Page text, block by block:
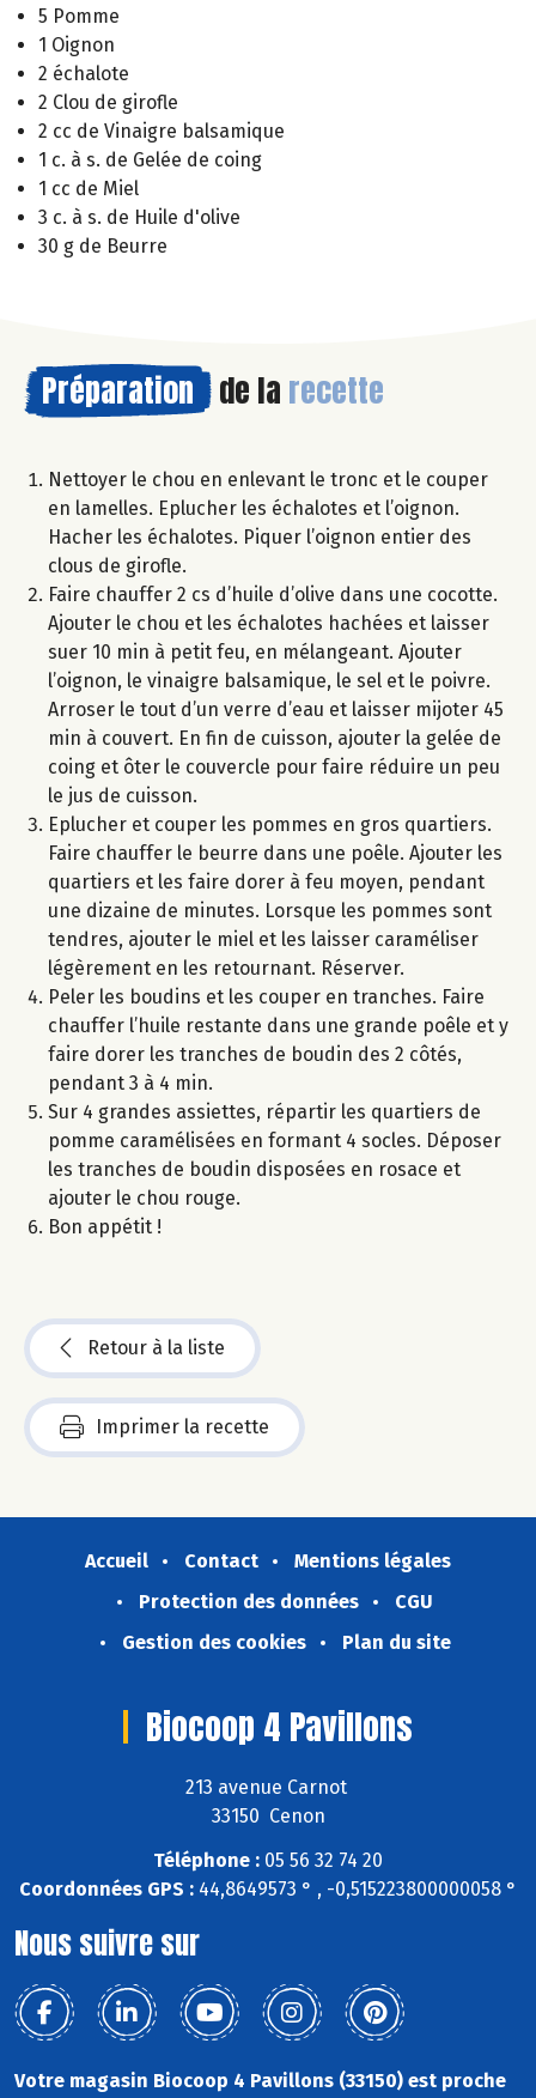
5 Pomme
1 Oignon
2 échalote
2 Clou de girofle
2 cc de Vinaigre balsamique
1 c. à s. de Gelée de coing
1 cc de Miel
3 c. à s. de Huile d'olive
30 g de Beurre
Préparation de la recette
Nettoyer le chou en enlevant le tronc et le couper
en lamelles. Eplucher les échalotes et l’oignon.
Hacher les échalotes. Piquer l’oignon entier des
clous de girofle.
Faire chauffer 2 cs d’huile d’olive dans une cocotte.
Ajouter le chou et les échalotes hachées et laisser
suer 10 min à petit feu, en mélangeant. Ajouter
l’oignon, le vinaigre balsamique, le sel et le poivre.
Arroser le tout d’un verre d’eau et laisser mijoter 45
min à couvert. En fin de cuisson, ajouter la gelée de
coing et ôter le couvercle pour faire réduire un peu
le jus de cuisson.
Eplucher et couper les pommes en gros quartiers.
Faire chauffer le beurre dans une poêle. Ajouter les
quartiers et les faire dorer à feu moyen, pendant
une dizaine de minutes. Lorsque les pommes sont
tendres, ajouter le miel et les laisser caraméliser
légèrement en les retournant. Réserver.
Peler les boudins et les couper en tranches. Faire
chauffer l’huile restante dans une grande poêle et y
faire dorer les tranches de boudin des 2 côtés,
pendant 3 à 4 min.
Sur 4 grandes assiettes, répartir les quartiers de
pomme caramélisées en formant 4 socles. Déposer
les tranches de boudin disposées en rosace et
ajouter le chou rouge.
Bon appétit !
Retour à la liste
Imprimer la recette
Accueil Contact
Mentions légales
Protection des données
CGU
Gestion des cookies
Plan du site
Biocoop 4 Pavillons
213 avenue Carnot
33150 Cenon
Téléphone : 05 56 32 74 20
Coordonnées GPS : 44,8649573 ° , -0,515223800000058 °
Nous suivre sur
Votre magasin Biocoop 4 Pavillons (33150) est proche